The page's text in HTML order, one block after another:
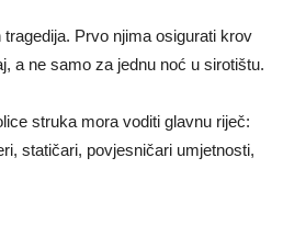
Prvo njima osigurati krov
a ne samo za jednu noć u sirotištu.
struka mora voditi glavnu riječ:
statičari, povjesničari umjetnosti,